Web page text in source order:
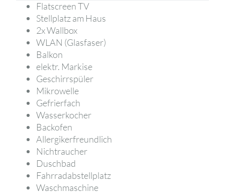
Flatscreen TV
Stellplatz am Haus
2x Wallbox
WLAN (Glasfaser)
Balkon
elektr. Markise
Geschirrspüler
Mikrowelle
Gefrierfach
Wasserkocher
Backofen
Allergikerfreundlich
Nichtraucher
Duschbad
Fahrradabstellplatz
Waschmaschine